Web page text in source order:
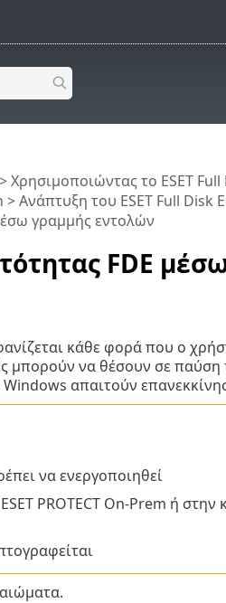
FDE
>Χρησιμοποιώντας το ESET
>Ανάπτυξη του ESET Full
γραμμής εντολών
κάθε φορά που ο
να θέσουν σε παύση
απαιτούν
να ενεργοποιηθεί
PROTECT On-Prem ή στην